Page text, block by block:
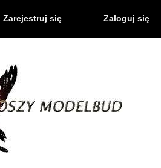
Zarejestruj się Zaloguj się